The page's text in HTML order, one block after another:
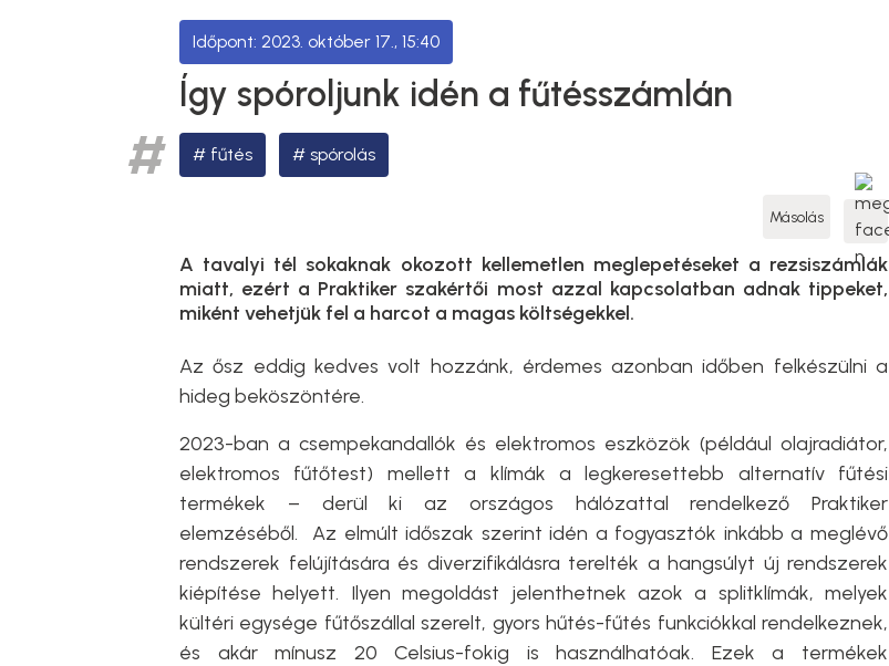
2023. október 17., 15:40
Így spóroljunk idén a fűtésszámlán
fűtés spórolás
Másolás
A tavalyi tél sokaknak okozott kellemetlen meglepetéseket a rezsiszámlák
miatt, ezért a Praktiker szakértői most azzal kapcsolatban adnak tippeket,
miként vehetjük fel a harcot a magas költségekkel.
Az ősz eddig kedves volt hozzánk, érdemes azonban időben felkészülni a
hideg beköszöntére.
2023-ban a csempekandallók és elektromos eszközök (például olajradiátor,
elektromos fűtőtest) mellett a klímák a legkeresettebb alternatív fűtési
termékek – derül ki az országos hálózattal rendelkező Praktiker
elemzéséből. Az elmúlt időszak szerint idén a fogyasztók inkább a meglévő
rendszerek felújítására és diverzifikálásra terelték a hangsúlyt új rendszerek
kiépítése helyett. Ilyen megoldást jelenthetnek azok a splitklímák, melyek
kültéri egysége fűtőszállal szerelt, gyors hűtés-fűtés funkciókkal rendelkeznek,
és akár mínusz 20 Celsius-fokig is használhatóak. Ezek a termékek